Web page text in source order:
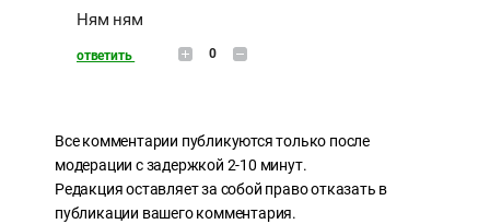
Ням ням
ответить 0
Все комментарии публикуются только после
модерации с задержкой 2-10 минут.
Редакция оставляет за собой право отказать в
публикации вашего комментария.